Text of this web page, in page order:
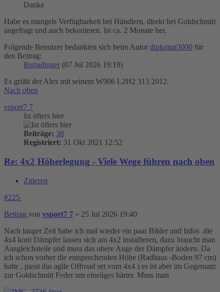
Danke
Habe es mangels Verfügbarkeit bei Händlern, direkt bei Goldschmitt
angefragt und auch bekommen. Ist ca. 2 Monate her.
Folgende Benutzer bedankten sich beim Autor diplomat3000 für
den Beitrag:
Butjadinger (07 Jul 2026 19:19)
Es grüßt der Alex mit seinem W906 L2H2 313 2012.
Nach oben
vsport7 7
Ist öfters hier
Beiträge: 38
Registriert: 31 Okt 2021 12:52
Re: 4x2 Höherlegung - Viele Wege führen nach oben
Zitieren
#225
Beitrag von vsport7 7 » 25 Jul 2026 19:40
Nach langer Zeit habe ich mal wieder ein paar Bilder und Infos .die
4x4 koni Dämpfer lassen sich am 4x2 installieren, dazu braucht man
Ausgleichsteile und muss das obere Auge der Dämpfer ändern. Da
ich schon vorher die entsprechenden Höhe (Radhaus -Boden 97 cm)
hatte , passt das agile Offroad set vom 4x4 ) es ist aber im Gegensatz
zur Goldschmitt Feder um eineiiges härter. Muss man